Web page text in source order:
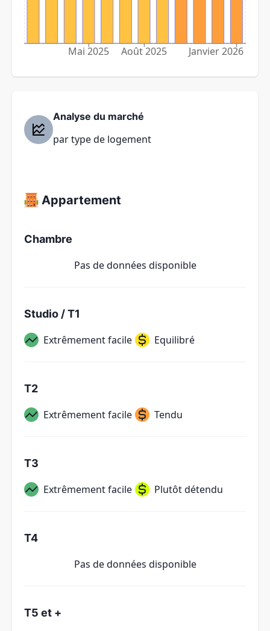
Mai 2025 Août 2025 Janvier 2026
Analyse du marché
par type de logement
Appartement
Chambre
Pas de données disponible
Studio / T1
Extrêmement facile Equilibré
T2
Extrêmement facile Tendu
T3
Extrêmement facile Plutôt détendu
T4
Pas de données disponible
T5 et +